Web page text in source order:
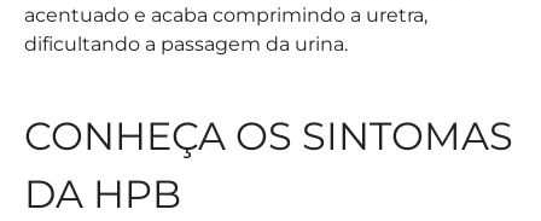
acentuado e acaba comprimindo a uretra,
dificultando a passagem da urina.
CONHEÇA OS SINTOMAS
DA HPB